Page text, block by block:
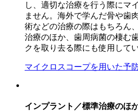
し、適切な治療を行う際にマ
ません。海外で学んだ骨や歯
術などの治療の際はもちろん
治療のほか、歯周病菌の棲む
クを取り去る際にも使用してい
マイクロスコープを用いた予
インプラント／標準治療のほ